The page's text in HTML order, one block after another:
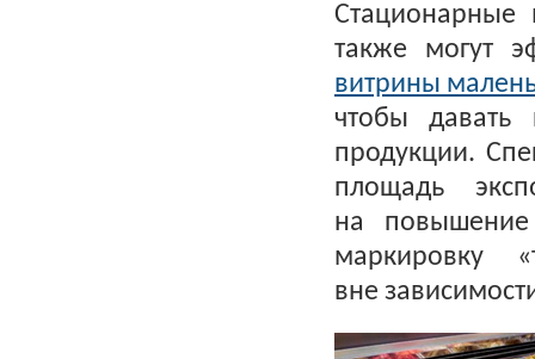
также могут
витрины
чтобы давать
продукции.
площадь
на повышение
маркировку
«
вне